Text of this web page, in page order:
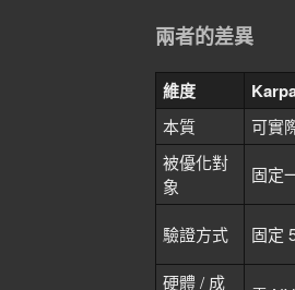
兩者的差異
維度
本質 可實
被優化對
象
固定
驗證方式 固定
硬體 / 成